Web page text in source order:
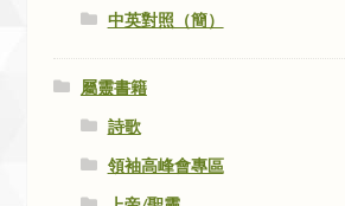
中英對照（簡）
屬靈書籍
詩歌
領袖高峰會專區